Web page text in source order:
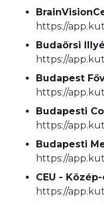
https://
Budaörsi
https://
Budapest
https://
Budapesti
https://
Budapesti
https://
CEU -
https://